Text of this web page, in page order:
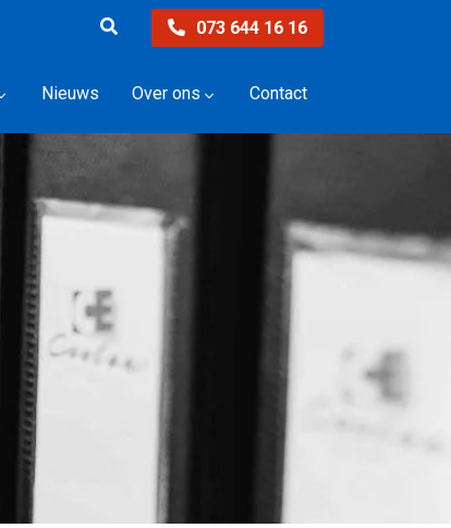
073 644 16 16
Nieuws Over ons Contact